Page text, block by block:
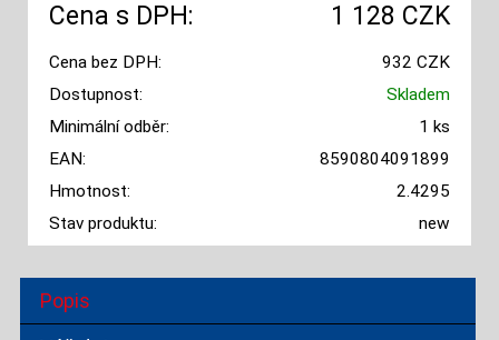
Cena s DPH: 1 128 CZK
Cena bez DPH:
932 CZK
Dostupnost:
Skladem
Minimální odběr:
1 ks
EAN:
8590804091899
Hmotnost:
2.4295
Stav produktu:
new
Popis